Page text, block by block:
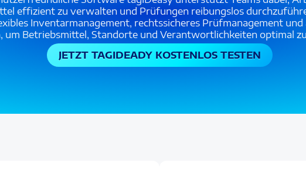
effizient zu verwalten und Prüfungen reibungslos
Inventarmanagement, rechtssicheres Prüfmanagement und
um Betriebsmittel, Standorte und Verantwortlichkeiten optimal
JETZT TAGIDEADY KOSTENLOS TESTEN